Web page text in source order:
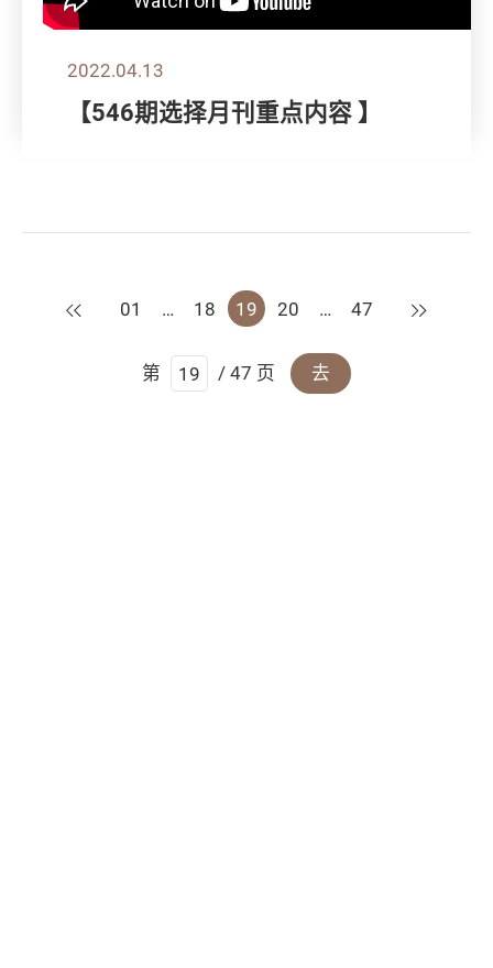
2022.04.13
【546期选择月刊重点内容 】
上一页
01 … 18 19 20 … 47 下一页
第 / 47 页 去